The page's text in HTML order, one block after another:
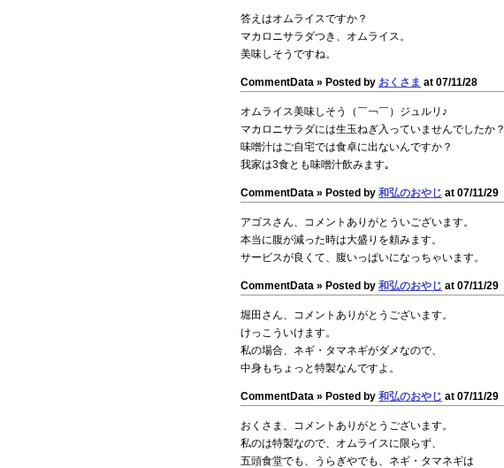
答えはオムライスですか？
マカロニサラダつき、オムライス。
美味しそうですね。
CommentData » Posted by おくさま at 07/11/28
オムライス美味しそう（￣￢￣）ジュルリ♪
マカロニサラダには生玉ねぎ入っていませんでしたか？
味噌汁はご自宅では食卓に出ないんですか？
我家は3食とも味噌汁飲みます｡
CommentData » Posted by 和弘のおやじ at 07/11/29
アゴスさん、コメントありがとういございます。
本当に腹が減った時は大盛りを頼みます。
サービスが良くて、腹いっぱいになっちゃいます。
CommentData » Posted by 和弘のおやじ at 07/11/29
堀田さん、コメントありがとうございます。
けっこういけます。
私の場合、ネギ・タマネギがダメなので、
中身もちょっと特製なんですよ。
CommentData » Posted by 和弘のおやじ at 07/11/29
おくさま、コメントありがとうございます。
私のは特製なので、オムライスに限らず、
五頭食堂でも、うらぎやでも、ネギ・タマネギは